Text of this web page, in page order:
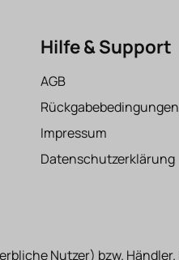
Hilfe & Support
AGB
Rückgabebedingungen
Impressum
Datenschutzerklärung
Nutzer) bzw. Händler.